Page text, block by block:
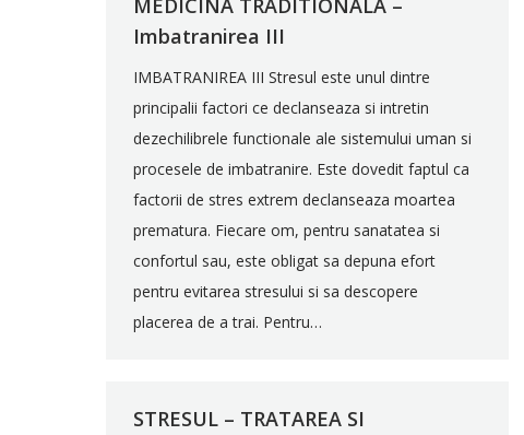
MEDICINA TRADITIONALA –
Imbatranirea III
IMBATRANIREA III Stresul este unul dintre
principalii factori ce declanseaza si intretin
dezechilibrele functionale ale sistemului uman si
procesele de imbatranire. Este dovedit faptul ca
factorii de stres extrem declanseaza moartea
prematura. Fiecare om, pentru sanatatea si
confortul sau, este obligat sa depuna efort
pentru evitarea stresului si sa descopere
placerea de a trai. Pentru…
STRESUL – TRATAREA SI